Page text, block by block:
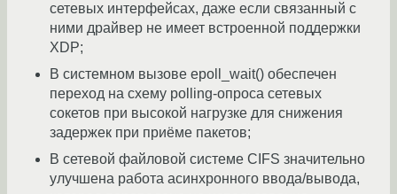
сетевых интерфейсах, даже если связанный с
ними драйвер не имеет встроенной поддержки
XDP;
В системном вызове epoll_wait() обеспечен
переход на схему polling-опроса сетевых
сокетов при высокой нагрузке для снижения
задержек при приёме пакетов;
В сетевой файловой системе CIFS значительно
улучшена работа асинхронного ввода/вывода,